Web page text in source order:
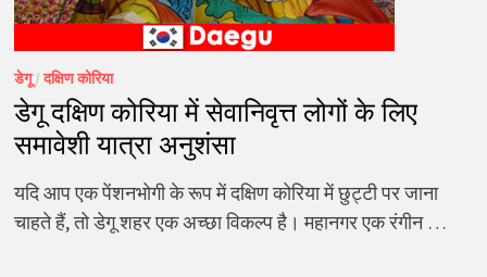
डेगू/दक्षिण कोरिया
डेगू दक्षिण कोरिया में सेवानिवृत्त लोगों के लिए
समावेशी यात्रा अनुशंसा
यदि आप एक पेंशनभोगी के रूप में दक्षिण कोरिया में छुट्टी पर जाना
चाहते हैं, तो डेगू शहर एक अच्छा विकल्प है। महानगर एक रंगीन …